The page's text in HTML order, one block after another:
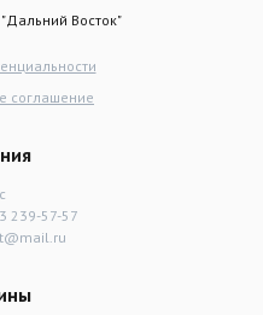
Восток"
соглашение
239-57-57